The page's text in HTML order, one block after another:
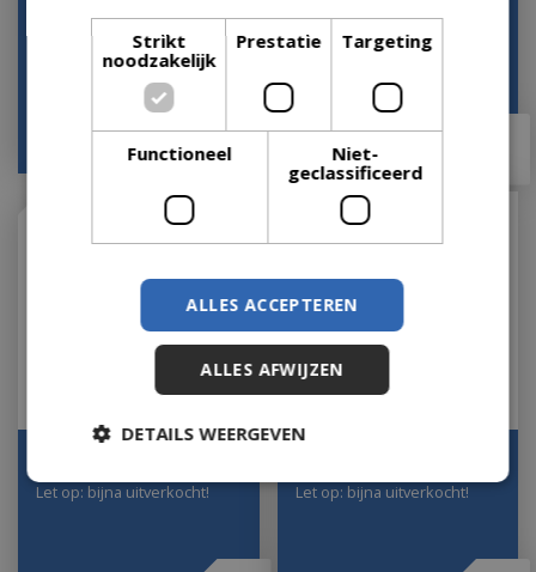
Room Spray Heavenly
Let op: bijna uitverkocht!
Room Spray Skin 90
,95
Let op: bijna uitverkocht!
Let op: bijna uitverkocht! Let op: bijna uitverkocht!
Strikt
noodzakelijk
Prestatie Targeting
Functioneel
Niet-
geclassificeerd
ALLES ACCEPTEREN
ALLES AFWIJZEN
DETAILS WEERGEVEN